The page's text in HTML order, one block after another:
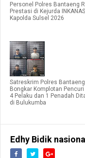
Personel Polres Bantaeng
Prestasi di Kejurda
Kapolda Sulsel 2026
Satreskrim Polres Bantaeng
Bongkar Komplotan
4 Pelaku dan 1 Penadah
di Bulukumba
Edhy Bidik nasional